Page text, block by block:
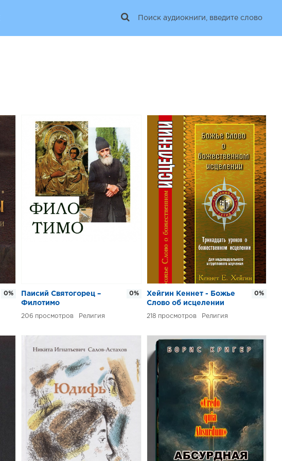
0%
Паисий Святогорец –
Филотимо
206 Религия
0%
Хейгин Кеннет - Божье
Слово об исцелении
218 Религия
0%